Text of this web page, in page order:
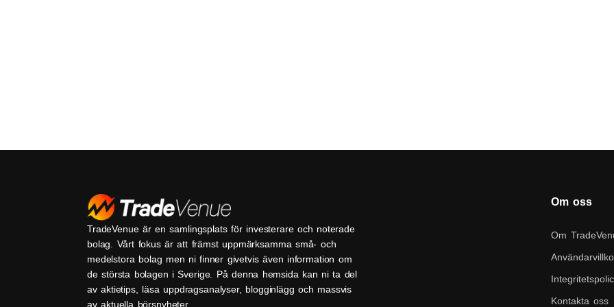
TradeVenue är en samlingsplats för investerare och noterade
bolag. Vårt fokus är att främst uppmärksamma små- och
medelstora bolag men ni finner givetvis även information om
de största bolagen i Sverige. På denna hemsida kan ni ta del
av aktietips, läsa uppdragsanalyser, blogginlägg och massvis
av aktuella börsnyheter.
Om oss
Om
Kontakta oss